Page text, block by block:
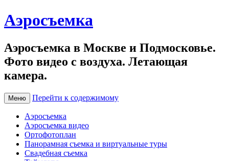
Аэросъемка
Аэросъемка в Москве и Подмосковье.
Фото видео с воздуха. Летающая
камера.
Меню Перейти к содержимому
Аэросъемка
Аэросъемка видео
Ортофотоплан
Панорамная съемка и виртуальные туры
Свадебная съемка